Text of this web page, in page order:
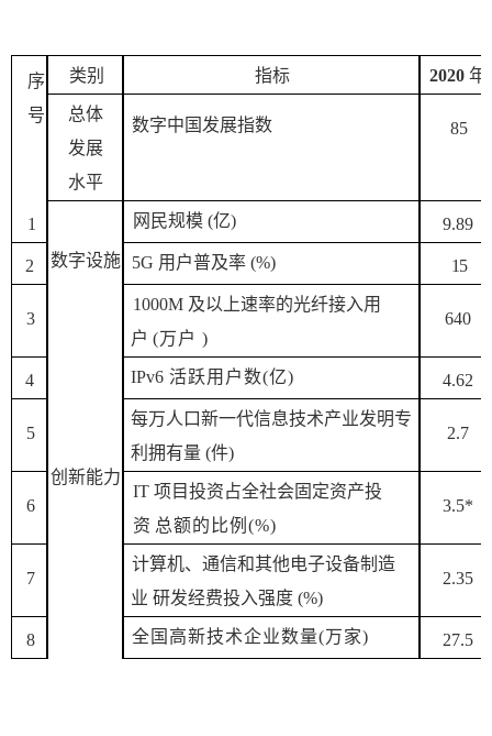
序
号
类别 指标 2020 年
总体
发展
水平
数字中国发展指数 85
1
数字设施
网 民规模 (亿) 9.89
2 5G 用户普及率 (%) 15
3
1000M 及以上速率的光纤接入用
户 (万户 )
640
4 IPv6 活跃用户数(亿) 4.62
5
创新能力
每万人口新一代信息技术产业发明专
利拥有量 (件)
2.7
6
IT 项目投资占全社会固定资产投
资 总额的比例 (%)
3.5*
7
计算机、通信和其他电子设备制造
业 研发经费投入强度 (%)
2.35
8 全国高新技术企业数量(万家) 27.5